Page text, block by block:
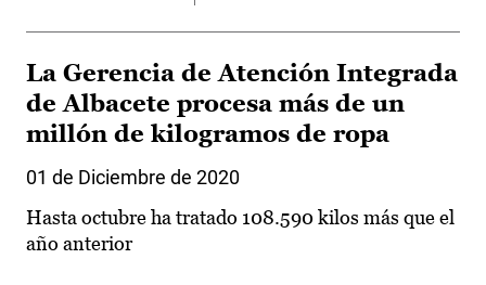
La Gerencia de Atención Integrada
de Albacete procesa más de un
millón de kilogramos de ropa
01 de Diciembre de 2020
Hasta octubre ha tratado 108.590 kilos más que el
año anterior